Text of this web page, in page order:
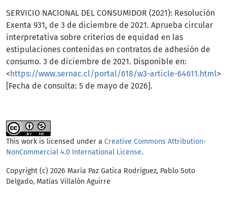
SERVICIO NACIONAL DEL CONSUMIDOR (2021): Resolución
Exenta 931, de 3 de diciembre de 2021. Aprueba circular
interpretativa sobre criterios de equidad en las
estipulaciones contenidas en contratos de adhesión de
consumo. 3 de diciembre de 2021. Disponible en:
< https://www.sernac.cl/portal/618/w3-article-64611.html>
[Fecha de consulta: 5 de mayo de 2026].
This work is licensed under a Creative Commons Attribution-
NonCommercial 4.0 International License.
Copyright (c) 2026 María Paz Gatica Rodríguez, Pablo Soto
Delgado, Matías Villalón Aguirre